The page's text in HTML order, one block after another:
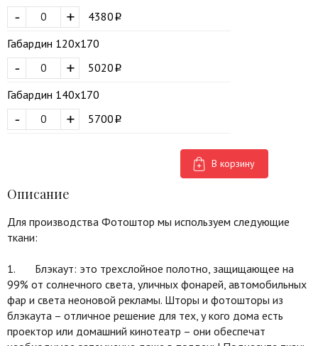
+
-
4380
Габардин 120х170
+
-
5020
Габардин 140х170
+
- 5700
В корзину
Описание
Для производства Фотоштор мы используем следующие
ткани:
1. Блэкаут: это трехслойное полотно, защищающее на
99% от солнечного света, уличных фонарей, автомобильных
фар и света неоновой рекламы. Шторы и фотошторы из
блэкаута – отличное решение для тех, у кого дома есть
проектор или домашний кинотеатр – они обеспечат